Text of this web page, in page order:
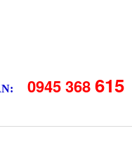
0945 368615